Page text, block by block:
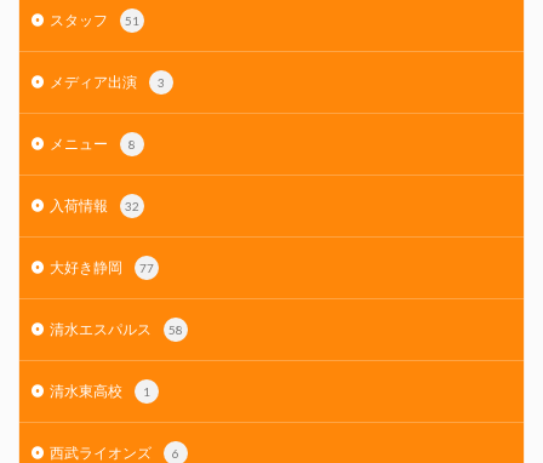
スタッフ 51
メディア出演 3
メニュー 8
入荷情報 32
大好き静岡 77
清水エスパルス 58
清水東高校 1
西武ライオンズ 6